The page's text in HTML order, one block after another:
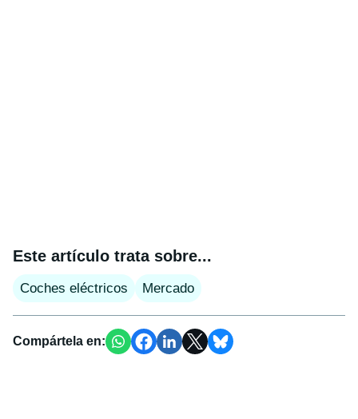
Este artículo trata sobre...
Coches eléctricos Mercado
Compártela en: